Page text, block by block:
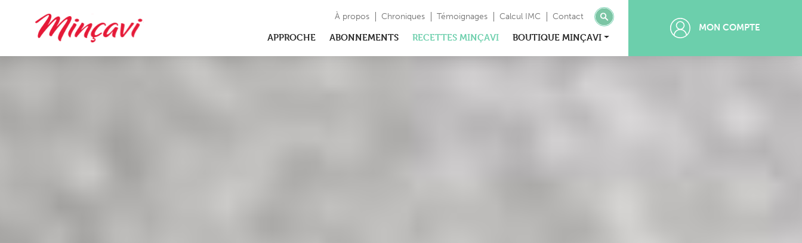
À propos Chroniques Témoignages Calcul IMC Contact
APPROCHE ABONNEMENTS RECETTES MINÇAVI BOUTIQUE MINÇAVI
MON COMPTE